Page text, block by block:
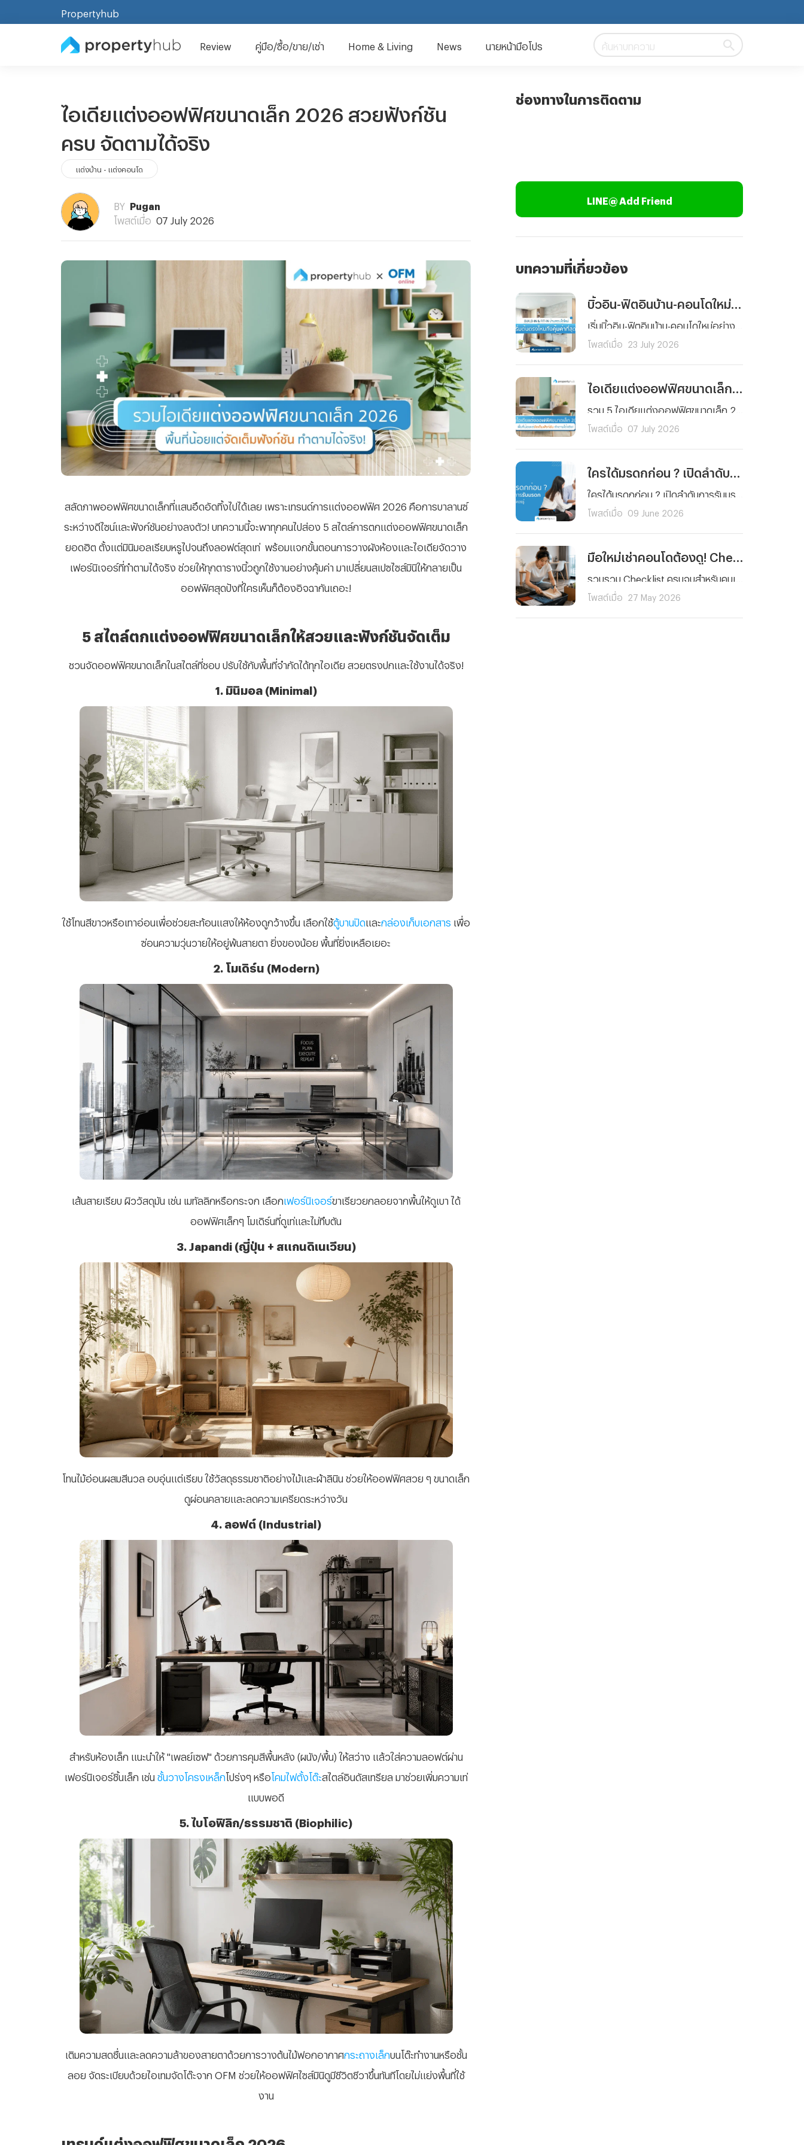
Propertyhub
Review คู่มือ/ซื้อ/ขาย/เช่า Home & Living News นายหน้ามือโปร ค้นหาบทความ
ไอเดียแต่งออฟฟิศขนาดเล็ก 2026 สวยฟังก์ชัน
ครบ จัดตามได้จริง
แต่งบ้าน - แต่งคอนโด
BY
Pugan
โพสต์เมื่อ
07 July 2026
สลัดภาพออฟฟิศขนาดเล็กที่แสนอึดอัดทิ้งไปได้เลย เพราะเทรนด์การแต่งออฟฟิศ 2026 คือการบาลานซ์
ระหว่างดีไซน์และฟังก์ชันอย่างลงตัว! บทความนี้จะพาทุกคนไปส่อง 5 สไตล์การตกแต่งออฟฟิศขนาดเล็ก
ยอดฮิต ตั้งแต่มินิมอลเรียบหรูไปจนถึงลอฟต์สุดเท่ พร้อมแจกขั้นตอนการวางผังห้องและไอเดียจัดวาง
เฟอร์นิเจอร์ที่ทำตามได้จริง ช่วยให้ทุกตารางนิ้วถูกใช้งานอย่างคุ้มค่า มาเปลี่ยนสเปซไซส์มินิให้กลายเป็น
ออฟฟิศสุดปังที่ใครเห็นก็ต้องอิจฉากันเถอะ!
5 สไตล์ตกแต่งออฟฟิศขนาดเล็กให้สวยและฟังก์ชันจัดเต็ม
ชวนจัดออฟฟิศขนาดเล็กในสไตล์ที่ชอบ ปรับใช้กับพื้นที่จำกัดได้ทุกไอเดีย สวยตรงปกและใช้งานได้จริง!
1. มินิมอล (Minimal)
ใช้โทนสีขาวหรือเทาอ่อนเพื่อช่วยสะท้อนแสงให้ห้องดูกว้างขึ้น เลือกใช้ตู้บานปิดและกล่องเก็บเอกสาร เพื่อ
ซ่อนความวุ่นวายให้อยู่พ้นสายตา ยิ่งของน้อย พื้นที่ยิ่งเหลือเยอะ
2. โมเดิร์น (Modern)
เส้นสายเรียบ ผิววัสดุมัน เช่น เมทัลลิกหรือกระจก เลือกเฟอร์นิเจอร์ขาเรียวยกลอยจากพื้นให้ดูเบา ได้
ออฟฟิศเล็กๆ โมเดิร์นที่ดูเท่และไม่ทึบตัน
3. Japandi (ญี่ปุ่น + สแกนดิเนเวียน)
โทนไม้อ่อนผสมสีนวล อบอุ่นแต่เรียบ ใช้วัสดุธรรมชาติอย่างไม้และผ้าลินิน ช่วยให้ออฟฟิศสวย ๆ ขนาดเล็ก
ดูผ่อนคลายและลดความเครียดระหว่างวัน
4. ลอฟต์ (Industrial)
สำหรับห้องเล็ก แนะนำให้ "เพลย์เซฟ" ด้วยการคุมสีพื้นหลัง (ผนัง/พื้น) ให้สว่าง แล้วใส่ความลอฟต์ผ่าน
เฟอร์นิเจอร์ชิ้นเล็ก เช่น ชั้นวางโครงเหล็กโปร่งๆ หรือโคมไฟตั้งโต๊ะสไตล์อินดัสเทรียล มาช่วยเพิ่มความเท่
แบบพอดี
5. ไบโอฟิลิก/ธรรมชาติ (Biophilic)
เติมความสดชื่นและลดความล้าของสายตาด้วยการวางต้นไม้ฟอกอากาศกระถางเล็กบนโต๊ะทำงานหรือชั้น
ลอย จัดระเบียบด้วยไอเทมจัดโต๊ะจาก OFM ช่วยให้ออฟฟิศไซส์มินิดูมีชีวิตชีวาขึ้นทันทีโดยไม่แย่งพื้นที่ใช้
งาน
เทรนด์แต่งออฟฟิศขนาดเล็ก 2026
ช่องทางในการติดตาม
LINE@ Add Friend
บทความที่เกี่ยวข้อง
โพสต์เมื่อ 23 July 2026
โพสต์เมื่อ 07 July 2026
โพสต์เมื่อ 09 June 2026
โพสต์เมื่อ 27 May 2026